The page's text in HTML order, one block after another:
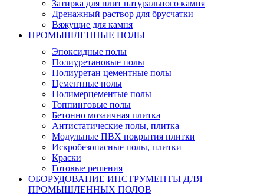
Затирка для плит натурального камня
Дренажный раствор для брусчатки
Вяжущие для камня
ПРОМЫШЛЕННЫЕ ПОЛЫ
Эпоксидные полы
Полиуретановые полы
Полиуретан цементные полы
Цементные полы
Полимерцементые полы
Топпинговые полы
Бетонно мозаичная плитка
Антистатические полы, плитка
Модульные ПВХ покрытия плитки
Искробезопасные полы, плитки
Краски
Готовые решения
ОБОРУДОВАНИЕ ИНСТРУМЕНТЫ ДЛЯ
ПРОМЫШЛЕННЫХ ПОЛОВ